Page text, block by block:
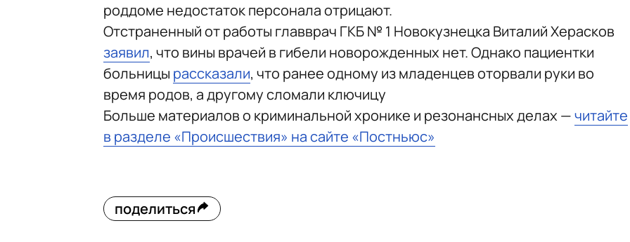
роддоме недостаток персонала отрицают.
Отстраненный от работы главврач ГКБ № 1 Новокузнецка Виталий Херасков
заявил, что вины врачей в гибели новорожденных нет. Однако пациентки
больницы рассказали, что ранее одному из младенцев оторвали руки во
время родов, а другому сломали ключицу
Больше материалов о криминальной хронике и резонансных делах —читайте
в разделе «Происшествия» на сайте «Постньюс»
поделиться